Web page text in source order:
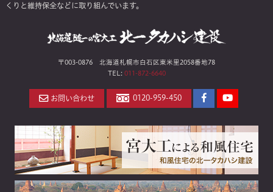
くりと維持保全などに取り組んでいます。
〒003-0876 北海道札幌市白石区東米里2058番地78
TEL: 011-872-6640
お問い合わせ 0120-959-450
Facebook
ペ
ジ
YouTube
チ
ン
ネ
ル